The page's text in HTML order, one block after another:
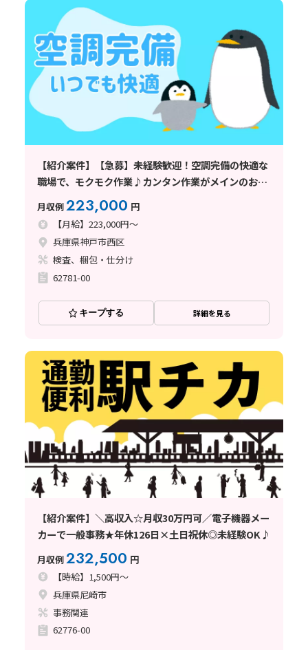
【紹介案件】【急募】未経験歓迎！空調完備の快適な
職場で、モクモク作業♪カンタン作業がメインのお仕
事です！
月収例223,000 円
【月給】223,000円～
兵庫県神戸市西区
検査、梱包・仕分け
62781-00
キープする 詳細を見る
【紹介案件】＼高収入☆月収30万円可／電子機器メー
カーで一般事務★年休126日×土日祝休◎未経験OK♪
月収例232,500 円
【時給】1,500円～
兵庫県尼崎市
事務関連
62776-00